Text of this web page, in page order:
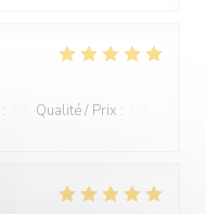
: Qualité / Prix :